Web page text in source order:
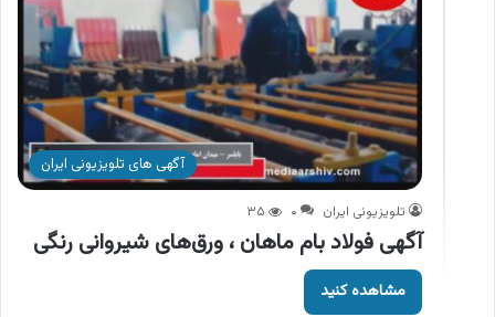
آگهی های تلویزیونی ایران
تلویزیونی ایران ۰ ۳۵
آگهی فولاد بام ماهان ، ورق‌های شیروانی رنگی
مشاهده کنید